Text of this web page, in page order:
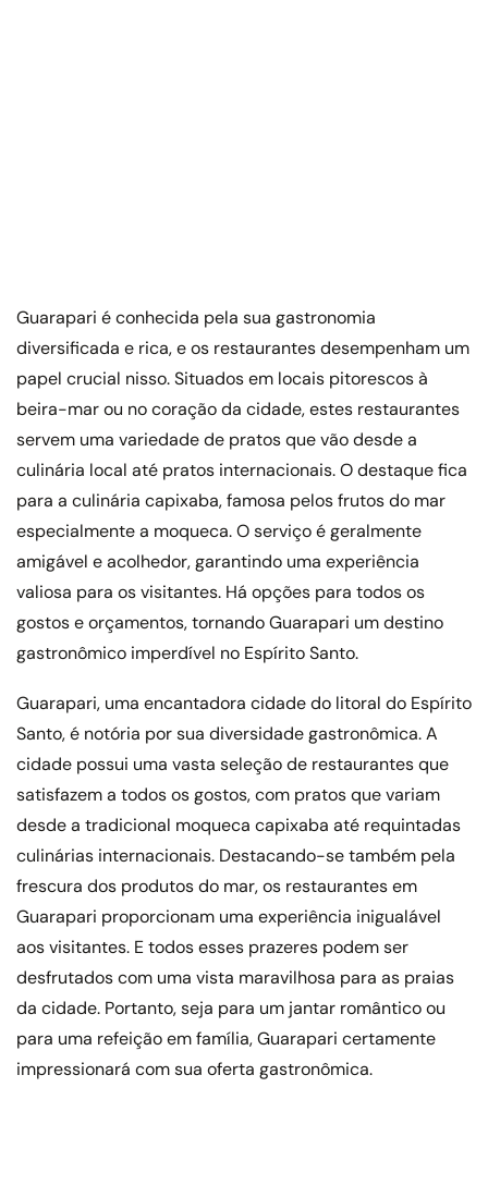
Guarapari é conhecida pela sua gastronomia
diversificada e rica, e os restaurantes desempenham um
papel crucial nisso. Situados em locais pitorescos à
beira-mar ou no coração da cidade, estes restaurantes
servem uma variedade de pratos que vão desde a
culinária local até pratos internacionais. O destaque fica
para a culinária capixaba, famosa pelos frutos do mar
especialmente a moqueca. O serviço é geralmente
amigável e acolhedor, garantindo uma experiência
valiosa para os visitantes. Há opções para todos os
gostos e orçamentos, tornando Guarapari um destino
gastronômico imperdível no Espírito Santo.
Guarapari, uma encantadora cidade do litoral do Espírito
Santo, é notória por sua diversidade gastronômica. A
cidade possui uma vasta seleção de restaurantes que
satisfazem a todos os gostos, com pratos que variam
desde a tradicional moqueca capixaba até requintadas
culinárias internacionais. Destacando-se também pela
frescura dos produtos do mar, os restaurantes em
Guarapari proporcionam uma experiência inigualável
aos visitantes. E todos esses prazeres podem ser
desfrutados com uma vista maravilhosa para as praias
da cidade. Portanto, seja para um jantar romântico ou
para uma refeição em família, Guarapari certamente
impressionará com sua oferta gastronômica.